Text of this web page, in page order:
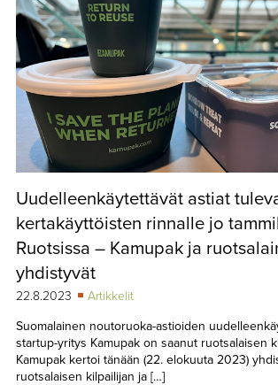
Uudelleenkäytettävät astiat
kertakäyttöisten rinnalle jo
Ruotsissa – Kamupak ja
yhdistyvät
22.8.2023
Artikkelit
Suomalainen noutoruoka-astioiden
startup-yritys Kamupak on saanut ruotsalaisen
Kamupak kertoi tänään (22. elokuuta 2023)
ruotsalaisen kilpailijan ja […]